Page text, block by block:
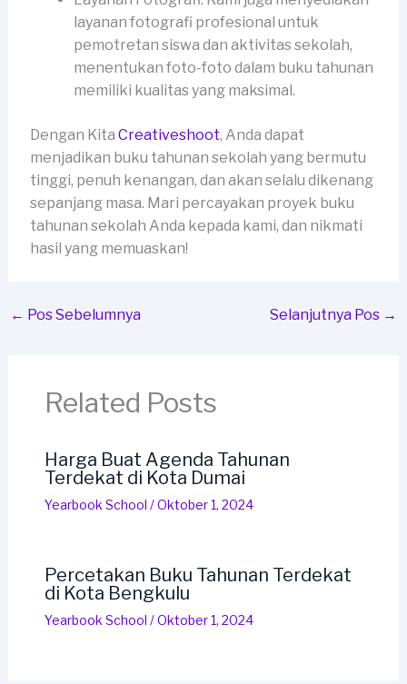
layanan fotografi profesional untuk
pemotretan siswa dan aktivitas sekolah,
menentukan foto-foto dalam buku tahunan
memiliki kualitas yang maksimal.
Dengan Kita Creativeshoot, Anda dapat
menjadikan buku tahunan sekolah yang bermutu
tinggi, penuh kenangan, dan akan selalu dikenang
sepanjang masa. Mari percayakan proyek buku
tahunan sekolah Anda kepada kami, dan nikmati
hasil yang memuaskan!
← Pos Sebelumnya Selanjutnya Pos →
Related Posts
Harga Buat Agenda Tahunan
Terdekat di Kota Dumai
Yearbook School /Oktober 1, 2024
Percetakan Buku Tahunan Terdekat
di Kota Bengkulu
Yearbook School /Oktober 1, 2024